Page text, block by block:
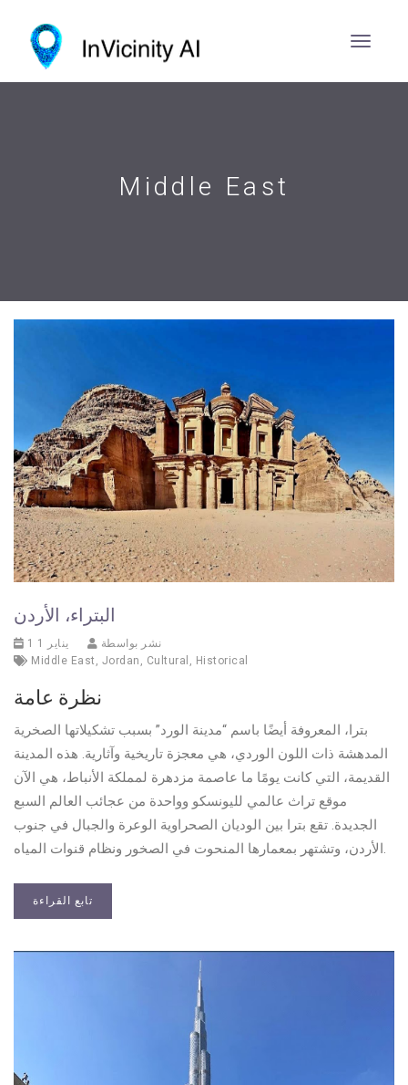
Middle East
البتراء، الأردن
1 يناير 1
نشر بواسطة
Middle East , Jordan , Cultural , Historical
نظرة عامة
بترا، المعروفة أيضًا باسم “مدينة الورد” بسبب تشكيلاتها الصخرية
المدهشة ذات اللون الوردي، هي معجزة تاريخية وآثارية. هذه المدينة
القديمة، التي كانت يومًا ما عاصمة مزدهرة لمملكة الأنباط، هي الآن
موقع تراث عالمي لليونسكو وواحدة من عجائب العالم السبع
الجديدة. تقع بترا بين الوديان الصحراوية الوعرة والجبال في جنوب
الأردن، وتشتهر بمعمارها المنحوت في الصخور ونظام قنوات المياه.
تابع القراءة